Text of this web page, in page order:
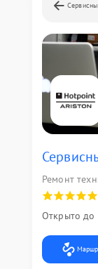
Ремонт
Открыто до